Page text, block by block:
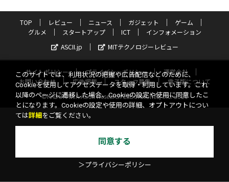
TOP レビュー ニュース ガジェット
ゲーム
グルメ
スタートアップ ICT
インフォメーション
ASCII.jp
MITテクノロジーレビュー
サイトポリシー プライバシーポリシー
運営会社
お問い合わせ
広告掲載 スタッフ募集
電子版について
©KADOKAWA ASCII Research Laboratories, Inc. 2026
このサイトでは、利用状況の把握や広告配信などのために、
Cookieを使用してアクセスデータを取得・利用しています。これ
以降のページに遷移した場合、Cookieの設定や使用に同意したこ
とになります。Cookieの設定や使用の詳細、オプトアウトについ
ては詳細 をご覧ください。
同意する
＞プライバシーポリシー